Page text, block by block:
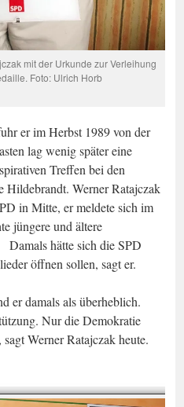
mit der Urkunde zur Verleihung
Foto: Ulrich Horb
er im Herbst 1989 von der
lag wenig später eine
Treffen bei den
Hildebrandt. Werner Ratajczak
in Mitte, er meldete sich im
jüngere und ältere
Damals hätte sich die SPD
öffnen sollen, sagt er.
er damals als überheblich.
Nur die Demokratie
Werner Ratajczak heute.